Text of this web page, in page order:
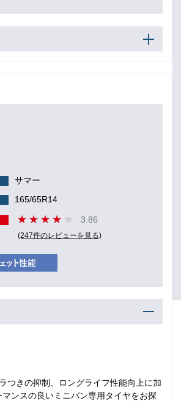
サマー
165/65R14
3.86
(247件のレビューを見る)
つきの抑制、ロングライフ性能向上に加
ンスの良いミニバン専用タイヤをお探